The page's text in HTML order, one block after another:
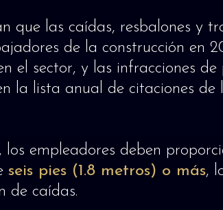
que las caídas, resbalones y
de la construcción en
el sector, y las infracciones de
la lista anual de citaciones de
empleadores deben
seis pies (1.8 metros) o más,
de caídas.